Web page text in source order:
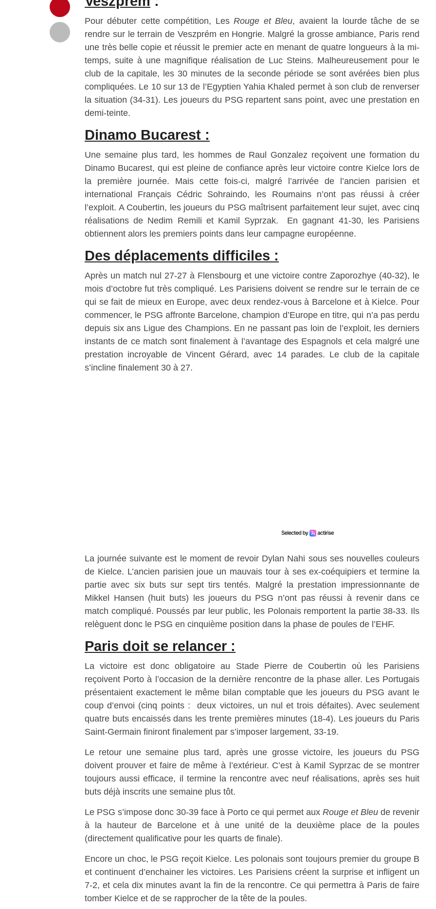
Pour débuter cette compétition, LesRouge et Bleu, avaient la lourde tâche de se
rendre sur le terrain de Veszprém en Hongrie. Malgré la grosse ambiance, Paris rend
une très belle copie et réussit le premier acte en menant de quatre longueurs à la mi-
temps, suite à une magnifique réalisation de Luc Steins. Malheureusement pour le
club de la capitale, les 30 minutes de la seconde période se sont avérées bien plus
compliquées. Le 10 sur 13 de l’Egyptien Yahia Khaled permet à son club de renverser
la situation (34-31). Les joueurs du PSG repartent sans point, avec une prestation en
demi-teinte.
Dinamo Bucarest :
Une semaine plus tard, les hommes de Raul Gonzalez reçoivent une formation du
Dinamo Bucarest, qui est pleine de confiance après leur victoire contre Kielce lors de
la première journée. Mais cette fois-ci, malgré l’arrivée de l’ancien parisien et
international Français Cédric Sohraindo, les Roumains n’ont pas réussi à créer
l’exploit. A Coubertin, les joueurs du PSG maîtrisent parfaitement leur sujet, avec cinq
réalisations de Nedim Remili et Kamil Syprzak. En gagnant 41-30, les Parisiens
obtiennent alors les premiers points dans leur campagne européenne.
Des déplacements difficiles :
Après un match nul 27-27 à Flensbourg et une victoire contre Zaporozhye (40-32), le
mois d’octobre fut très compliqué. Les Parisiens doivent se rendre sur le terrain de ce
qui se fait de mieux en Europe, avec deux rendez-vous à Barcelone et à Kielce. Pour
commencer, le PSG affronte Barcelone, champion d’Europe en titre, qui n’a pas perdu
depuis six ans Ligue des Champions. En ne passant pas loin de l’exploit, les derniers
instants de ce match sont finalement à l’avantage des Espagnols et cela malgré une
prestation incroyable de Vincent Gérard, avec 14 parades. Le club de la capitale
s’incline finalement 30 à 27.
La journée suivante est le moment de revoir Dylan Nahi sous ses nouvelles couleurs
de Kielce. L’ancien parisien joue un mauvais tour à ses ex-coéquipiers et termine la
partie avec six buts sur sept tirs tentés. Malgré la prestation impressionnante de
Mikkel Hansen (huit buts) les joueurs du PSG n’ont pas réussi à revenir dans ce
match compliqué. Poussés par leur public, les Polonais remportent la partie 38-33. Ils
relèguent donc le PSG en cinquième position dans la phase de poules de l’EHF.
Paris doit se relancer :
La victoire est donc obligatoire au Stade Pierre de Coubertin où les Parisiens
reçoivent Porto à l’occasion de la dernière rencontre de la phase aller. Les Portugais
présentaient exactement le même bilan comptable que les joueurs du PSG avant le
coup d’envoi (cinq points : deux victoires, un nul et trois défaites). Avec seulement
quatre buts encaissés dans les trente premières minutes (18-4). Les joueurs du Paris
Saint-Germain finiront finalement par s’imposer largement, 33-19.
Le retour une semaine plus tard, après une grosse victoire, les joueurs du PSG
doivent prouver et faire de même à l’extérieur. C’est à Kamil Syprzac de se montrer
toujours aussi efficace, il termine la rencontre avec neuf réalisations, après ses huit
buts déjà inscrits une semaine plus tôt.
Le PSG s’impose donc 30-39 face à Porto ce qui permet aux Rouge et Bleu de revenir
à la hauteur de Barcelone et à une unité de la deuxième place de la poules
(directement qualificative pour les quarts de finale).
Encore un choc, le PSG reçoit Kielce. Les polonais sont toujours premier du groupe B
et continuent d’enchainer les victoires. Les Parisiens créent la surprise et infligent un
7-2, et cela dix minutes avant la fin de la rencontre. Ce qui permettra à Paris de faire
tomber Kielce et de se rapprocher de la tête de la poules.